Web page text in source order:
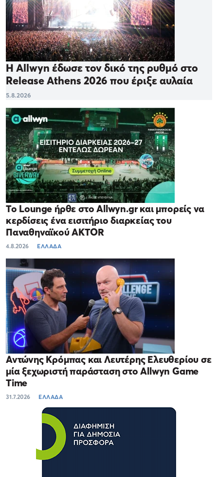
Η Allwyn έδωσε τον δικό της ρυθμό στο
Release Athens 2026 που έριξε αυλαία
5.8.2026
Το Lounge ήρθε στο Allwyn.gr και μπορείς να
κερδίσεις ένα εισιτήριο διαρκείας του
Παναθηναϊκού AKTOR
4.8.2026 ΕΛΛΑΔΑ
Αντώνης Κρόμπας και Λευτέρης Ελευθερίου σε
μία ξεχωριστή παράσταση στο Allwyn Game
Time
31.7.2026 ΕΛΛΑΔΑ